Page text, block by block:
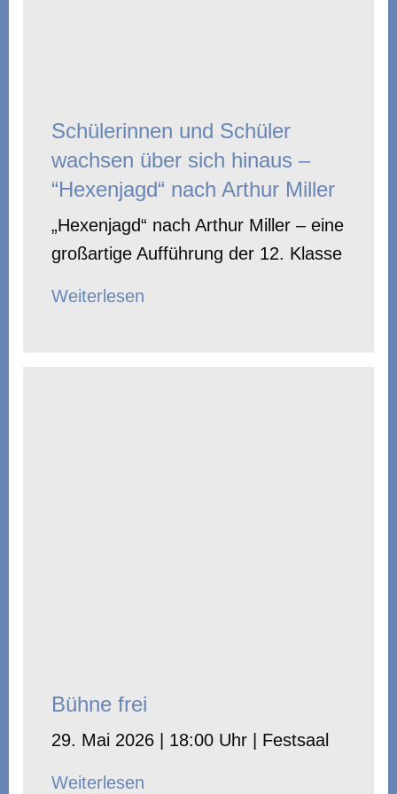
Schülerinnen und Schüler
wachsen über sich hinaus –
“Hexenjagd“ nach Arthur Miller
„Hexenjagd“ nach Arthur Miller – eine
großartige Aufführung der 12. Klasse
Weiterlesen
Bühne frei
29. Mai 2026 | 18:00 Uhr | Festsaal
Weiterlesen